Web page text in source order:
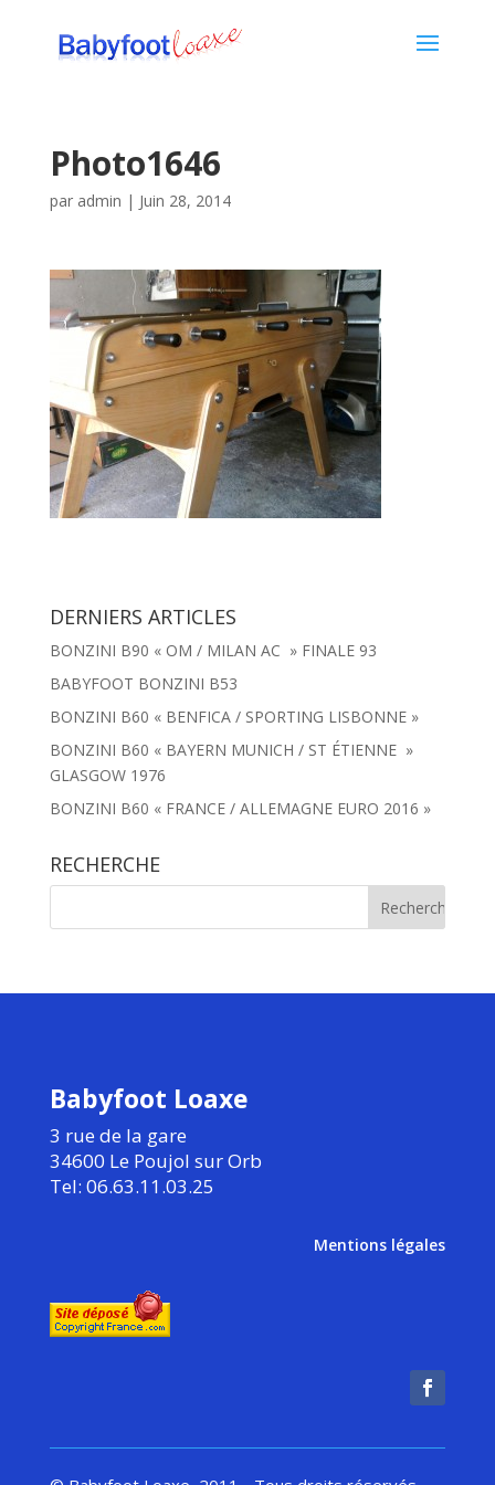
Photo1646
par admin | Juin 28, 2014
DERNIERS ARTICLES
BONZINI B90 « OM / MILAN AC » FINALE 93
BABYFOOT BONZINI B53
BONZINI B60 « BENFICA / SPORTING LISBONNE »
BONZINI B60 « BAYERN MUNICH / ST ÉTIENNE »
GLASGOW 1976
BONZINI B60 « FRANCE / ALLEMAGNE EURO 2016 »
RECHERCHE
Babyfoot Loaxe
3 rue de la gare
34600 Le Poujol sur Orb
Tel: 06.63.11.03.25
Mentions légales